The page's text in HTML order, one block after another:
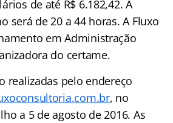
de até R$ 6.182,42. A
será de 20 a 44 horas. A Fluxo
em Administração
do certame.
realizadas pelo endereço
, no
a 5 de agosto de 2016. As